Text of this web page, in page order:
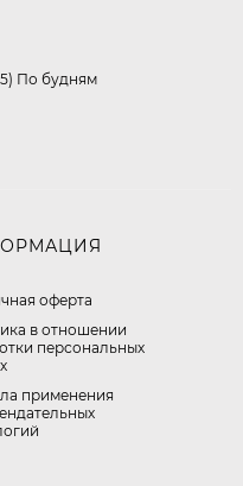
По будням
оферта
в отношении
персональных
применения